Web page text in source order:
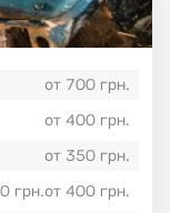
от 700 грн.
от 400 грн.
от 350 грн.
грн.от 400 грн.